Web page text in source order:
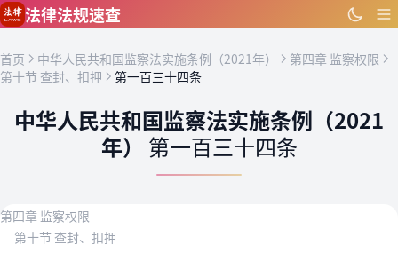
跳到主要内容
法律法规速查
首页 中华人民共和国监察法实施条例（2021年）
第四章 监察权限
第十节 查封、扣押
第一百三十四条
中华人民共和国监察法实施条例（2021
年） 第一百三十四条
第四章 监察权限
第十节 查封、扣押